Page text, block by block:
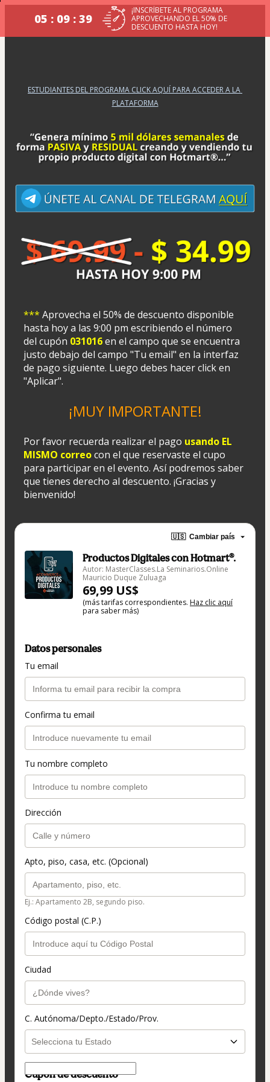
05 : 09 : 39
¡INSCRÍBETE AL PROGRAMA
APROVECHANDO EL 50% DE
DESCUENTO HASTA HOY!
ESTUDIANTES DEL PROGRAMA CLICK AQUÍ PARA ACCEDER A LA
PLATAFORMA
*** Aprovecha el 50% de descuento disponible
hasta hoy a las 9:00 pm escribiendo el número
del cupón 031016 en el campo que se encuentra
justo debajo del campo "Tu email" en la interfaz
de pago siguiente. Luego debes hacer click en
"Aplicar".
¡MUY IMPORTANTE!
Por favor recuerda realizar el pago usando EL
MISMO correo con el que reservaste el cupo
para participar en el evento. Así podremos saber
que tienes derecho al descuento. ¡Gracias y
bienvenido!
🇺🇸 Cambiar país
Productos Digitales con Hotmart®.
Autor: MasterClasses.La Seminarios.Online
Mauricio Duque Zuluaga
69,99 US$
(más tarifas correspondientes. Haz clic aquí
para saber más)
Datos personales
Tu email
Confirma tu email
Tu nombre completo
Dirección
Apto, piso, casa, etc. (Opcional)
Ej.: Apartamento 2B, segundo piso.
Código postal (C.P.)
Ciudad
C. Autónoma/Depto./Estado/Prov.
Cupón de descuento